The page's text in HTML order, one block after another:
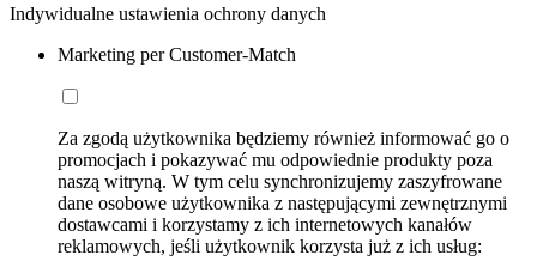
Indywidualne ustawienia ochrony danych
Marketing per Customer-Match
Za zgodą użytkownika będziemy również informować go o
promocjach i pokazywać mu odpowiednie produkty poza
naszą witryną. W tym celu synchronizujemy zaszyfrowane
dane osobowe użytkownika z następującymi zewnętrznymi
dostawcami i korzystamy z ich internetowych kanałów
reklamowych, jeśli użytkownik korzysta już z ich usług: